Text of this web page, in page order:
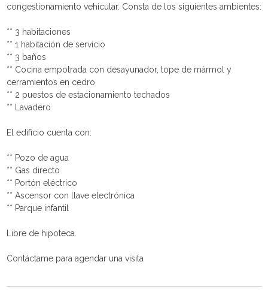
congestionamiento vehicular. Consta de los siguientes ambientes:
** 3 habitaciones
** 1 habitación de servicio
** 3 baños
** Cocina empotrada con desayunador, tope de mármol y
cerramientos en cedro
** 2 puestos de estacionamiento techados
** Lavadero
El edificio cuenta con:
** Pozo de agua
** Gas directo
** Portón eléctrico
** Ascensor con llave electrónica
** Parque infantil
Libre de hipoteca.
Contáctame para agendar una visita